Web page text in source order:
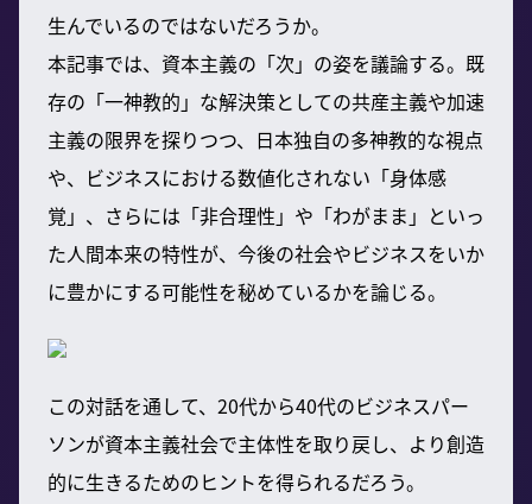
生んでいるのではないだろうか。
本記事では、資本主義の「次」の姿を議論する。既
存の「一神教的」な解決策としての共産主義や加速
主義の限界を探りつつ、日本独自の多神教的な視点
や、ビジネスにおける数値化されない「身体感
覚」、さらには「非合理性」や「わがまま」といっ
た人間本来の特性が、今後の社会やビジネスをいか
に豊かにする可能性を秘めているかを論じる。
この対話を通して、20代から40代のビジネスパー
ソンが資本主義社会で主体性を取り戻し、より創造
的に生きるためのヒントを得られるだろう。